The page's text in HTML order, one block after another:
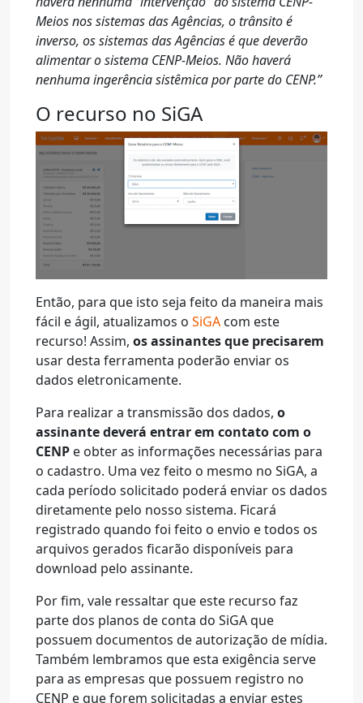
Meios nos sistemas das Agências, o trânsito é
inverso, os sistemas das Agências é que deverão
alimentar o sistema CENP-Meios. Não haverá
nenhuma ingerência sistêmica por parte do CENP.”
O recurso no SiGA
Então, para que isto seja feito da maneira mais
fácil e ágil, atualizamos o SiGA com este
recurso! Assim, os assinantes que precisarem
usar desta ferramenta poderão enviar os
dados eletronicamente.
Para realizar a transmissão dos dados, o
assinante deverá entrar em contato com o
CENP e obter as informações necessárias para
o cadastro. Uma vez feito o mesmo no SiGA, a
cada período solicitado poderá enviar os dados
diretamente pelo nosso sistema. Ficará
registrado quando foi feito o envio e todos os
arquivos gerados ficarão disponíveis para
download pelo assinante.
Por fim, vale ressaltar que este recurso faz
parte dos planos de conta do SiGA que
possuem documentos de autorização de mídia.
Também lembramos que esta exigência serve
para as empresas que possuem registro no
CENP e que forem solicitadas a enviar estes